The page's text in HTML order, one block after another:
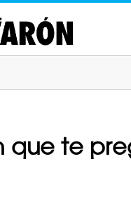
que te